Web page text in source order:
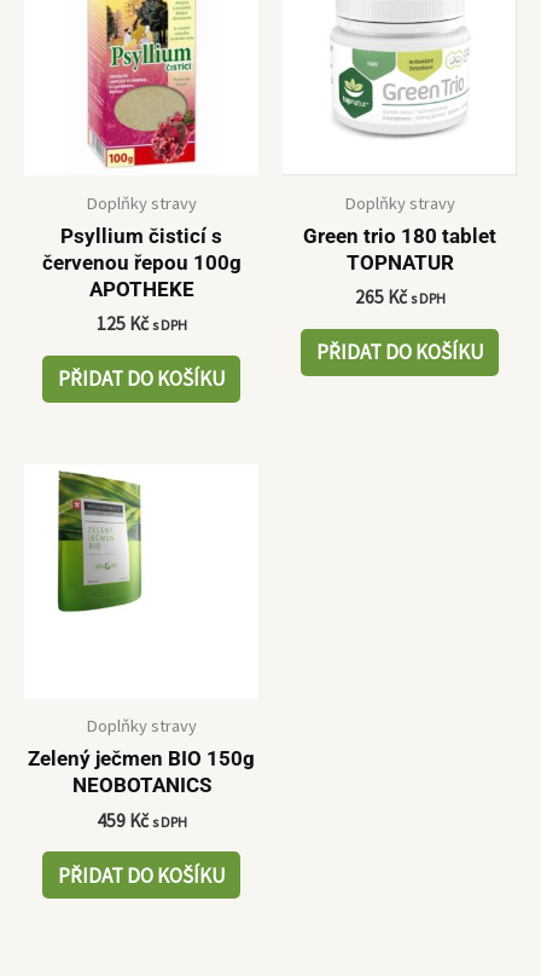
Doplňky stravy
Psyllium čisticí s
červenou řepou 100g
APOTHEKE
125 Kč s DPH
PŘIDAT DO KOŠÍKU
Doplňky stravy
Green trio 180 tablet
TOPNATUR
265 Kč s DPH
PŘIDAT DO KOŠÍKU
Doplňky stravy
Zelený ječmen BIO 150g
NEOBOTANICS
459 Kč s DPH
PŘIDAT DO KOŠÍKU